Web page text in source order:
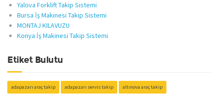
Yalova Forklift Takip Sistemi
Bursa İş Makinesi Takip Sistemi
MONTAJ KILAVUZU
Konya İş Makinesi Takip Sistemi
Etiket Bulutu
adapazarı araç takip adapazarı servis takip altınova araç takip